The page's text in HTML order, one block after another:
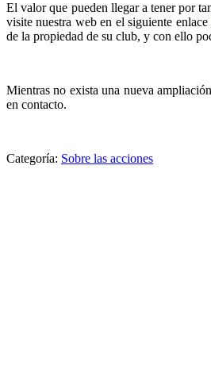
El valor que pueden llegar a tener por
visite nuestra web en el siguiente enlace
de la propiedad de su club, y con ello
Mientras no exista una nueva
en contacto.
Categoría: Sobre las acciones